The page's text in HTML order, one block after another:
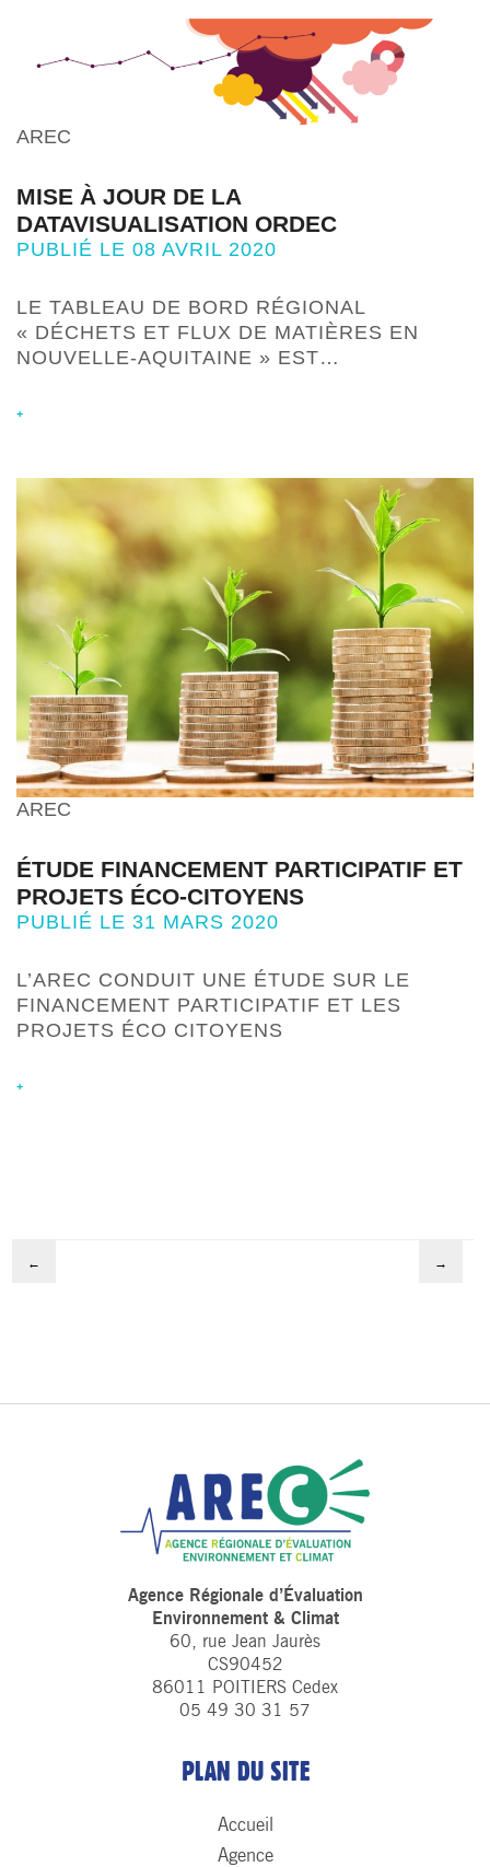
AREC
MISE À JOUR DE LA
DATAVISUALISATION ORDEC
PUBLIÉ LE 08 AVRIL 2020
LE TABLEAU DE BORD RÉGIONAL
« DÉCHETS ET FLUX DE MATIÈRES EN
NOUVELLE-AQUITAINE » EST…
+
AREC
ÉTUDE FINANCEMENT PARTICIPATIF ET
PROJETS ÉCO-CITOYENS
PUBLIÉ LE 31 MARS 2020
L’AREC CONDUIT UNE ÉTUDE SUR LE
FINANCEMENT PARTICIPATIF ET LES
PROJETS ÉCO CITOYENS
+
← →
Agence Régionale d’Évaluation
Environnement & Climat
60, rue Jean Jaurès
CS90452
86011 POITIERS Cedex
05 49 30 31 57
PLAN DU SITE
Accueil
Agence